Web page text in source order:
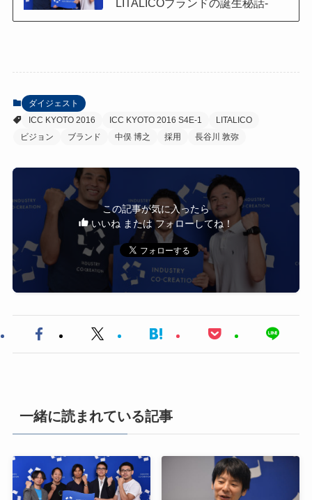
LITALICOブランドの誕生秘話-
ダイジェスト
ICC KYOTO 2016
ICC KYOTO 2016 S4E-1
LITALICO
ビジョン
ブランド 中俣 博之 採用 長谷川 敦弥
この記事が気に入ったら
いいね または フォローしてね！
一緒に読まれている記事